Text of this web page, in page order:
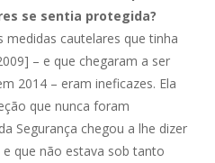
se sentia protegida?
medidas cautelares que tinha
– e que chegaram a ser
2014 – eram ineficazes. Ela
que nunca foram
Segurança chegou a lhe dizer
que não estava sob tanto